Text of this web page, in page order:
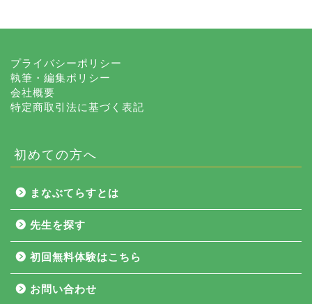
プライバシーポリシー
執筆・編集ポリシー
会社概要
特定商取引法に基づく表記
初めての方へ
まなぶてらすとは
先生を探す
初回無料体験はこちら
お問い合わせ